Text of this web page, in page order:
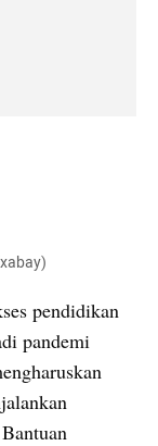
pendidikan
pandemi